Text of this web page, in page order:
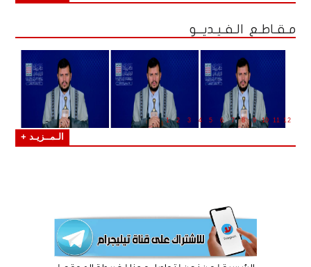
مـقـاطـع الـفـيـديــو
5 6 7 8 9 10 11
الـمــزيـد +